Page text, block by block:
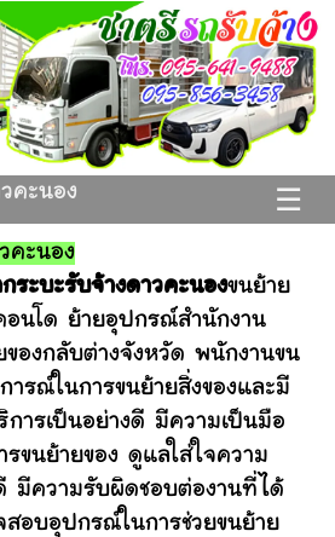
☰
คะนอง
คะนอง
ระบะรับจ้างดาวคะนองขนย้าย
อนโด ย้ายอุปกรณ์สำนักงาน
องกลับต่างจังหวัด พนักงานขน
รณ์ในการขนย้ายสิ่งของและมี
การเป็นอย่างดี มีความเป็นมือ
รขนย้ายของ ดูแลใส่ใจความ
มีความรับผิดชอบต่องานที่ได้
อบอุปกรณ์ในการช่วยขนย้าย